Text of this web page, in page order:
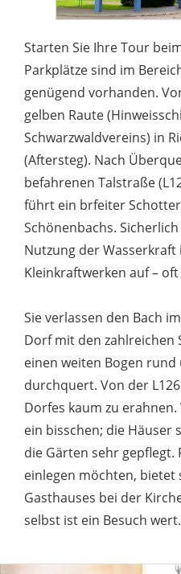
Starten Sie Ihre Tour
Parkplätze sind im
genügend vorhanden.
gelben Raute
Schwarzwaldvereins) in
(Aftersteg). Nach
befahrenen Talstraße
führt ein brfeiter
Schönenbachs.
Nutzung der
Kleinkraftwerken auf –
Sie verlassen den Bach
Dorf mit den zahlreichen
einen weiten Bogen rund
durchquert. Von der
Dorfes kaum zu
ein bisschen; die Häuser
die Gärten sehr gepflegt.
einlegen möchten, bietet
Gasthauses bei der
selbst ist ein Besuch wert.